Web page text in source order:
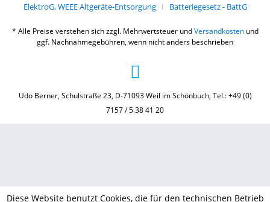
ElektroG, WEEE Altgeräte-Entsorgung
Batteriegesetz - BattG
* Alle Preise verstehen sich zzgl. Mehrwertsteuer undVersandkostenund
ggf. Nachnahmegebühren, wenn nicht anders beschrieben
Udo Berner, Schulstraße 23, D-71093 Weil im Schönbuch, Tel.: +49 (0)
7157 / 5 38 41 20
Diese Website benutzt Cookies, die für den technischen Betrieb